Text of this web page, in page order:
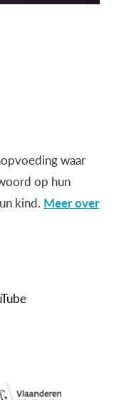
dan, een
waar
op hun
kind. Meer over